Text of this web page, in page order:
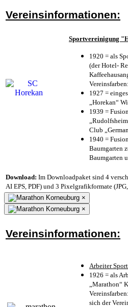
Vereinsinformationen:
Sportvereinigung
1920 = als
(der Hotel-
1927 =
„Horekan“
1939 =
Club
1940 =
Baumgarten
Baumgarten
Download: Im Downloadpaket sind 4
AI EPS, PDF) und 3 Pixelgrafikformate
×
×
Vereinsinformationen:
Arbeiter
1926 = als
„Marathon“
sich der